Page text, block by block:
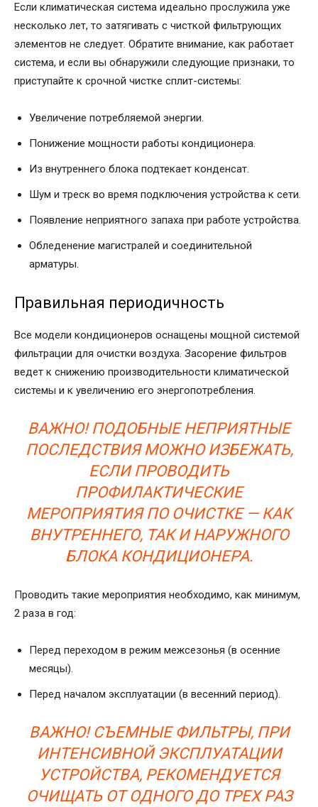
Если климатическая система идеально прослужила уже
несколько лет, то затягивать с чисткой фильтрующих
элементов не следует. Обратите внимание, как работает
система, и если вы обнаружили следующие признаки, то
приступайте к срочной чистке сплит-системы:
Увеличение потребляемой энергии.
Понижение мощности работы кондиционера.
Из внутреннего блока подтекает конденсат.
Шум и треск во время подключения устройства к сети.
Появление неприятного запаха при работе устройства.
Обледенение магистралей и соединительной
арматуры.
Правильная периодичность
Все модели кондиционеров оснащены мощной системой
фильтрации для очистки воздуха. Засорение фильтров
ведет к снижению производительности климатической
системы и к увеличению его энергопотребления.
ВАЖНО! ПОДОБНЫЕ НЕПРИЯТНЫЕ
ПОСЛЕДСТВИЯ МОЖНО ИЗБЕЖАТЬ,
ЕСЛИ ПРОВОДИТЬ
ПРОФИЛАКТИЧЕСКИЕ
МЕРОПРИЯТИЯ ПО ОЧИСТКЕ — КАК
ВНУТРЕННЕГО, ТАК И НАРУЖНОГО
БЛОКА КОНДИЦИОНЕРА.
Проводить такие мероприятия необходимо, как минимум,
2 раза в год:
Перед переходом в режим межсезонья (в осенние
месяцы).
Перед началом эксплуатации (в весенний период).
ВАЖНО! СЪЕМНЫЕ ФИЛЬТРЫ, ПРИ
ИНТЕНСИВНОЙ ЭКСПЛУАТАЦИИ
УСТРОЙСТВА, РЕКОМЕНДУЕТСЯ
ОЧИЩАТЬ ОТ ОДНОГО ДО ТРЕХ РАЗ